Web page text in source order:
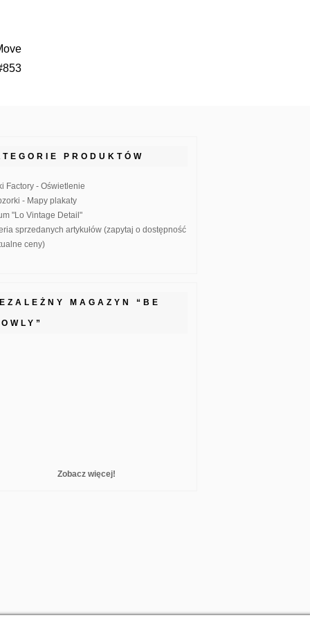
PRODUKTÓW
Factory - Oświetlenie
- Mapy plakaty
"Lo Vintage Detail"
sprzedanych artykułów (zapytaj o dostępność
ceny)
MAGAZYN “BE
Zobacz więcej!